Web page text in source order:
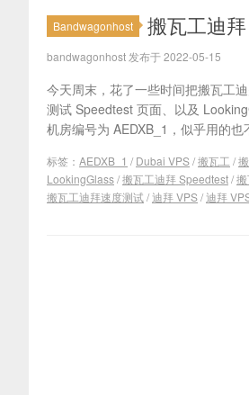
Bandwagonhost 搬瓦工迪
bandwagonhost 发布于 2022-05-15
今天周末，花了一些时间把搬瓦工
测试 Speedtest 页面、以及
机房编号为 AEDXB_1，似乎用的
标签： AEDXB_1 / Dubai VPS/搬瓦工 /
LookingGlass/搬瓦工迪拜 Speedtest/
搬瓦工迪拜速度测试 /迪拜 VPS/迪拜